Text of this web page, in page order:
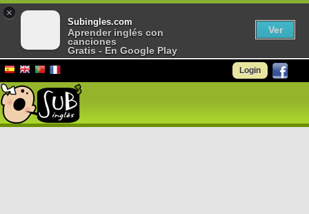
Login
×
Subingles.com
Aprender inglés con
canciones
Gratis - En Google Play
Ver